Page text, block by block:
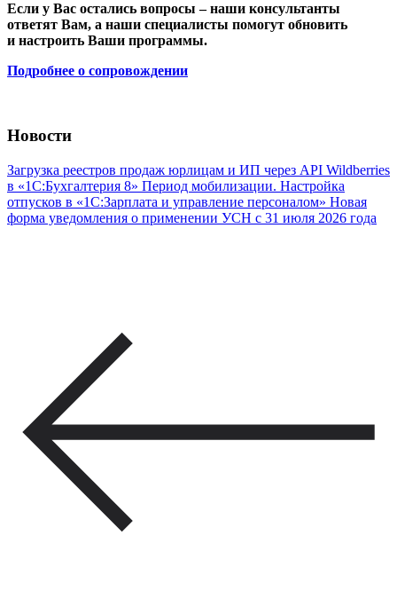
Если у Вас остались вопросы – наши консультанты
ответят Вам, а наши специалисты помогут обновить
и настроить Ваши программы.
Подробнее о сопровождении
Новости
Загрузка реестров продаж юрлицам и ИП через API Wildberries
в «1С:Бухгалтерия 8» Период мобилизации. Настройка
отпусков в «1С:Зарплата и управление персоналом» Новая
форма уведомления о применении УСН с 31 июля 2026 года